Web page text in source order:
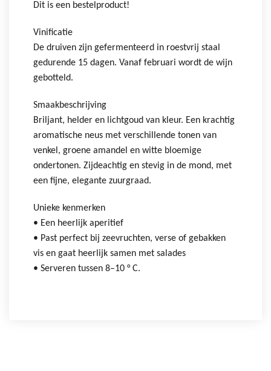
Dit is een bestelproduct!
Vinificatie
De druiven zijn gefermenteerd in roestvrij staal
gedurende 15 dagen. Vanaf februari wordt de wijn
gebotteld.
Smaakbeschrijving
Briljant, helder en lichtgoud van kleur. Een krachtig
aromatische neus met verschillende tonen van
venkel, groene amandel en witte bloemige
ondertonen. Zijdeachtig en stevig in de mond, met
een fijne, elegante zuurgraad.
Unieke kenmerken
• Een heerlijk aperitief
• Past perfect bij zeevruchten, verse of gebakken
vis en gaat heerlijk samen met salades
• Serveren tussen 8–10 ° C.